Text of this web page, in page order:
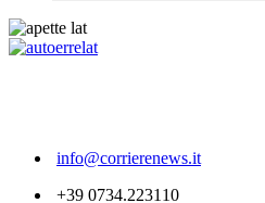
info@corrierenews.it
+39 0734.223110